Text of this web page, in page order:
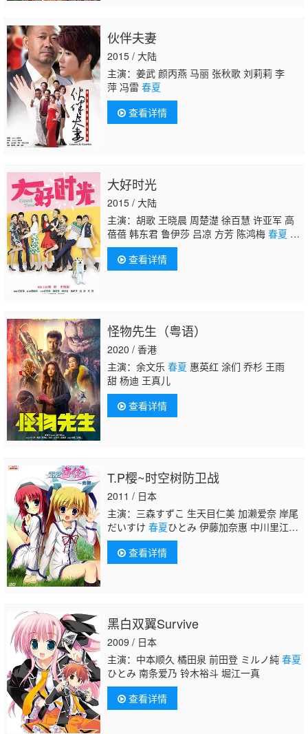
伙伴夫妻
2015 / 大陆
主演：姜武 颜丙燕 马丽 张秋歌 刘莉莉 李
萍 冯雷 春夏
查看详情
大好时光
2015 / 大陆
主演：胡歌 王晓晨 周楚濋 徐百慧 许亚军 高
蓓蓓 韩东君 鲁伊莎 吕凉 方芳 陈鸿梅 春夏 许
圣楠 刘敏 徐玉兰 邵传勇
查看详情
怪物先生（粤语）
2020 / 香港
主演：余文乐 春夏 惠英红 涂们 乔杉 王雨
甜 杨迪 王真儿
查看详情
T.P樱~时空树防卫战
2011 / 日本
主演：三森すずこ 生天目仁美 加濑爱奈 岸尾
だいすけ 春夏ひとみ 伊藤加奈惠 中川里江 片
冈あづさ 伊藤かな恵 米泽円 佐々木优子 金元
寿子 五十岚裕美
查看详情
黑白双翼Survive
2009 / 日本
主演：中本顺久 橘田泉 前田登 ミルノ純 春夏
ひとみ 南条爱乃 铃木裕斗 堀江一真
查看详情